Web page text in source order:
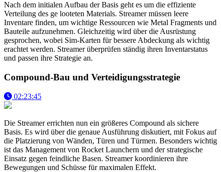
Nach dem initialen Aufbau der Basis geht es um die effiziente
Verteilung des ge looteten Materials. Streamer müssen leere
Inventare finden, um wichtige Ressourcen wie Metal Fragments und
Bauteile aufzunehmen. Gleichzeitig wird über die Ausrüstung
gesprochen, wobei Sim-Karten für bessere Abdeckung als wichtig
erachtet werden. Streamer überprüfen ständig ihren Inventarstatus
und passen ihre Strategie an.
Compound-Bau und Verteidigungsstrategie
02:23:45
Die Streamer errichten nun ein größeres Compound als sichere
Basis. Es wird über die genaue Ausführung diskutiert, mit Fokus auf
die Platzierung von Wänden, Türen und Türmen. Besonders wichtig
ist das Management von Rocket Launchern und der strategische
Einsatz gegen feindliche Basen. Streamer koordinieren ihre
Bewegungen und Schüsse für maximalen Effekt.